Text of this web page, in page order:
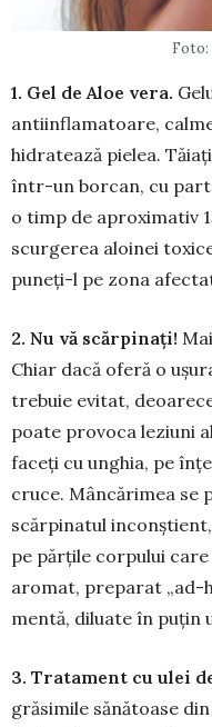
1. Gel de Aloe vera.
antiinflamatoare,
hidratează pielea.
într-un borcan, cu
o timp de aproximativ
scurgerea aloinei
puneți-l pe zona
2. Nu vă scărpinați!
Chiar dacă oferă o
trebuie evitat,
poate provoca leziuni
faceți cu unghia, pe
cruce. Mâncărimea se
scărpinatul
pe părțile corpului
aromat, preparat „ad-
mentă, diluate în puțin
3. Tratament cu ulei
grăsimile sănătoase